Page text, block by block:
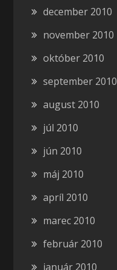
december 2010
november 2010
október 2010
september 2010
august 2010
júl 2010
jún 2010
máj 2010
apríl 2010
marec 2010
február 2010
január 2010